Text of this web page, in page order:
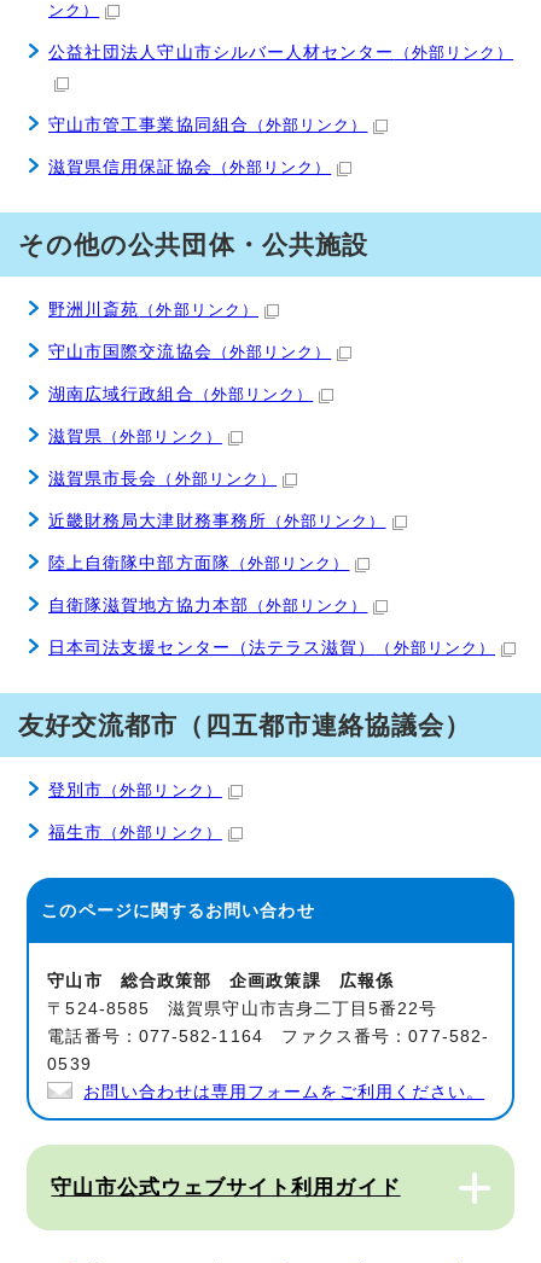
ンク）
公益社団法人守山市シルバー人材センター （外部リンク）
守山市管工事業協同組合 （外部リンク）
滋賀県信用保証協会 （外部リンク）
その他の公共団体・公共施設
野洲川斎苑 （外部リンク）
守山市国際交流協会 （外部リンク）
湖南広域行政組合 （外部リンク）
滋賀県 （外部リンク）
滋賀県市長会 （外部リンク）
近畿財務局大津財務事務所 （外部リンク）
陸上自衛隊中部方面隊 （外部リンク）
自衛隊滋賀地方協力本部 （外部リンク）
日本司法支援センター（法テラス滋賀） （外部リンク）
友好交流都市（四五都市連絡協議会）
登別市 （外部リンク）
福生市 （外部リンク）
このページに関するお問い合わせ
守山市 総合政策部 企画政策課 広報係
〒524-8585 滋賀県守山市吉身二丁目5番22号
電話番号：077-582-1164 ファクス番号：077-582-
0539
お問い合わせは専用フォームをご利用ください。
守山市公式ウェブサイト利用ガイド